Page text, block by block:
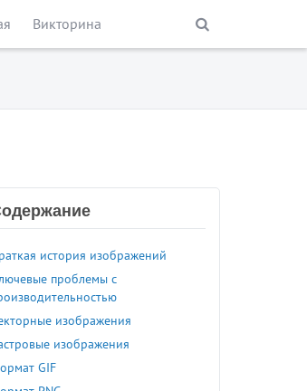
Викторина
история изображений
проблемы с
изображения
изображения
GIF